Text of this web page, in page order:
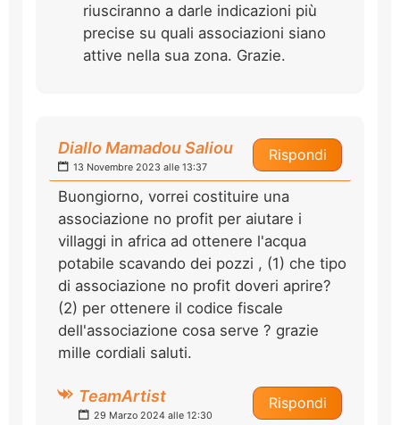
riusciranno a darle indicazioni più
precise su quali associazioni siano
attive nella sua zona. Grazie.
Rispondi
Diallo Mamadou Saliou
13 Novembre 2023 alle 13:37
Buongiorno, vorrei costituire una
associazione no profit per aiutare i
villaggi in africa ad ottenere l'acqua
potabile scavando dei pozzi , (1) che tipo
di associazione no profit doveri aprire?
(2) per ottenere il codice fiscale
dell'associazione cosa serve ? grazie
mille cordiali saluti.
Rispondi
TeamArtist
29 Marzo 2024 alle 12:30